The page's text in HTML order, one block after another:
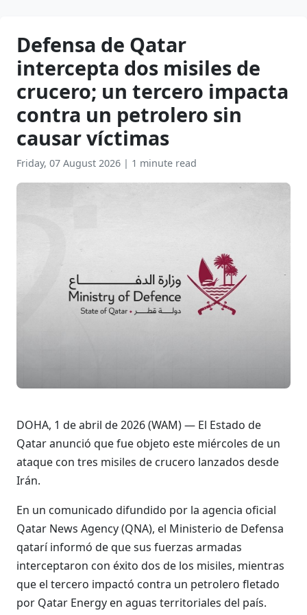
Defensa de Qatar
intercepta dos misiles de
crucero; un tercero impacta
contra un petrolero sin
causar víctimas
Friday, 07 August 2026 | 1 minute read
DOHA, 1 de abril de 2026 (WAM) — El Estado de
Qatar anunció que fue objeto este miércoles de un
ataque con tres misiles de crucero lanzados desde
Irán.
En un comunicado difundido por la agencia oficial
Qatar News Agency (QNA), el Ministerio de Defensa
qatarí informó de que sus fuerzas armadas
interceptaron con éxito dos de los misiles, mientras
que el tercero impactó contra un petrolero fletado
por Qatar Energy en aguas territoriales del país.